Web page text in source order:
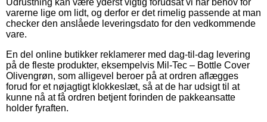
varerne lige om lidt, og derfor er det rimelig passende at man
checker den anslåede leveringsdato for den vedkommende
vare.
En del online butikker reklamerer med dag-til-dag levering
på de fleste produkter, eksempelvis Mil-Tec – Bottle Cover
Olivengrøn, som alligevel beroer på at ordren aflægges
forud for et nøjagtigt klokkeslæt, så at de har udsigt til at
kunne nå at få ordren betjent forinden de pakkeansatte
holder fyraften.